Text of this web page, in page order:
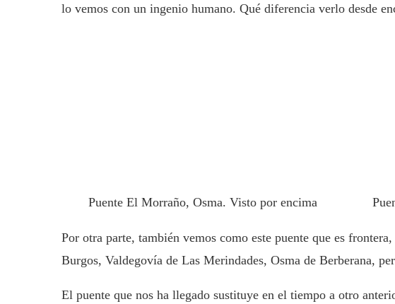
lo vemos con un ingenio humano. Qué diferencia verlo desde
Puente El Morraño, Osma. Visto por encima
Por otra parte, también vemos como este puente que es
Burgos, Valdegovía de Las Merindades, Osma de Berberana,
El puente que nos ha llegado sustituye en el tiempo a otro